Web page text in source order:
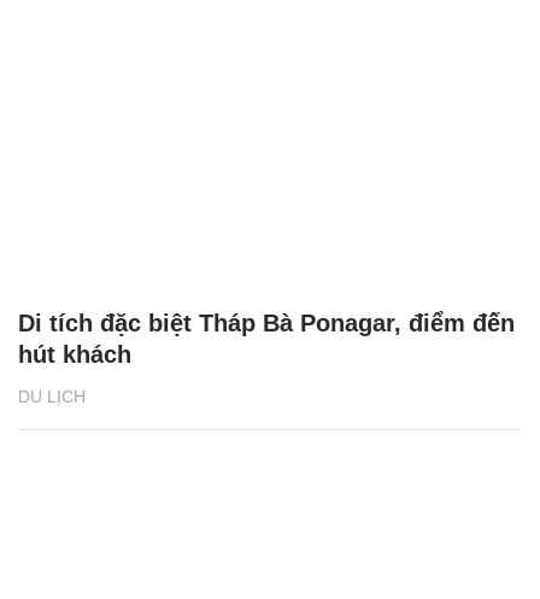
DU LỊCH
Di tích đặc biệt Tháp Bà Ponagar, điểm đến
hút khách